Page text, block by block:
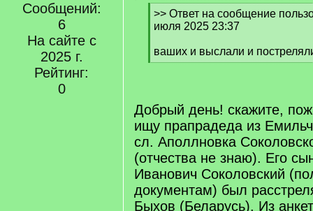
Сообщений:
6
На сайте с
2025 г.
Рейтинг:
0
[
q
>> Ответ на сообщение
июля 2025 23:37
ваших и выслали и
[
]
Добрый день! скажите,
ищу прапрадеда из
сл. Аполлновка
(отчества не знаю). Его
Иванович Соколовский
документам) был
Быхов (Беларусь). Из